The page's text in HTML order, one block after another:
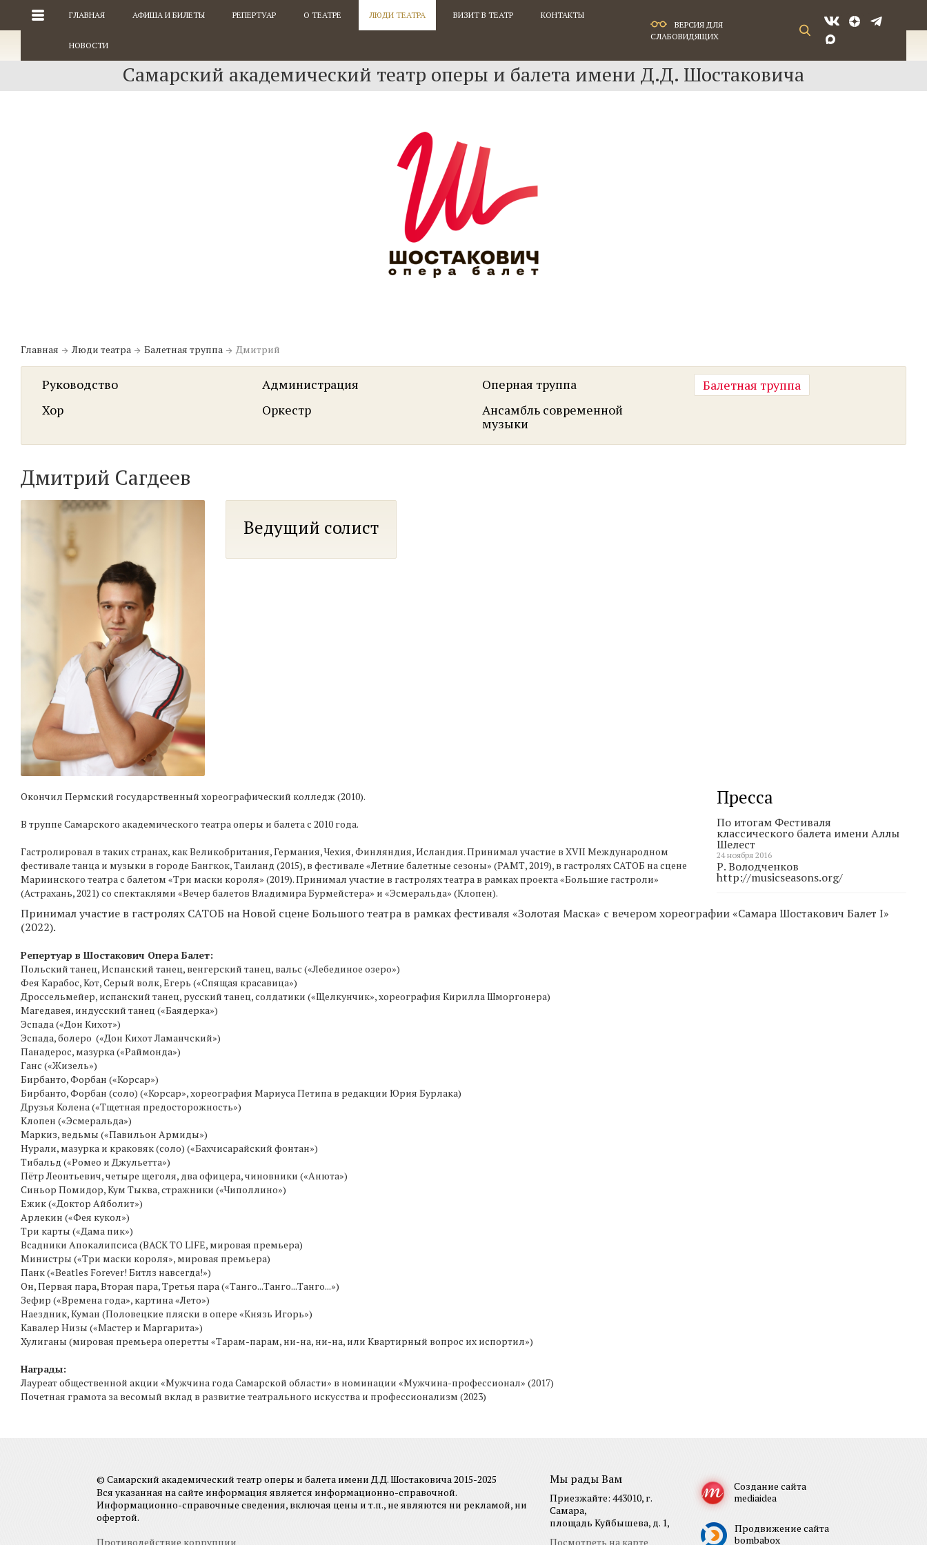
ГЛАВНАЯ АФИША И БИЛЕТЫ РЕПЕРТУАР О ТЕАТРЕ ЛЮДИ ТЕАТРА ВИЗИТ В ТЕАТР КОНТАКТЫ
НОВОСТИ
ВЕРСИЯ ДЛЯ
СЛАБОВИДЯЩИХ
Самарский академический театр оперы и балета имени Д.Д. Шостаковича
Главная Люди театра Балетная труппа Дмитрий
Руководство Администрация Оперная труппа
Балетная труппа
Хор
Оркестр
Ансамбль современной
музыки
Дмитрий Сагдеев
Ведущий солист
Пресса
По итогам Фестиваля
классического балета имени Аллы
Шелест
24 ноября 2016
Р. Володченков
http://musicseasons.org/
Окончил Пермский государственный хореографический колледж (2010).
В труппе Самарского академического театра оперы и балета с 2010 года.
Гастролировал в таких странах, как Великобритания, Германия, Чехия, Финляндия, Исландия. Принимал участие в XVII Международном
фестивале танца и музыки в городе Бангкок, Таиланд (2015), в фестивале «Летние балетные сезоны» (РАМТ, 2019), в гастролях САТОБ на сцене
Мариинского театра с балетом «Три маски короля» (2019). Принимал участие в гастролях театра в рамках проекта «Большие гастроли»
(Астрахань, 2021) со спектаклями «Вечер балетов Владимира Бурмейстера» и «Эсмеральда» (Клопен).
Принимал участие в гастролях САТОБ на Новой сцене Большого театра в рамках фестиваля «Золотая Маска» с вечером хореографии «Самара Шостакович Балет I»
(2022).
Репертуар в Шостакович Опера Балет:
Польский танец, Испанский танец, венгерский танец, вальс («Лебединое озеро»)
Фея Карабос, Кот, Серый волк, Егерь («Спящая красавица»)
Дроссельмейер, испанский танец, русский танец, солдатики («Щелкунчик», хореография Кирилла Шморгонера)
Магедавея, индусский танец («Баядерка»)
Эспада («Дон Кихот»)
Эспада, болеро («Дон Кихот Ламанчский»)
Панадерос, мазурка («Раймонда»)
Ганс («Жизель»)
Бирбанто, Форбан («Корсар»)
Бирбанто, Форбан (соло) («Корсар», хореография Мариуса Петипа в редакции Юрия Бурлака)
Друзья Колена («Тщетная предосторожность»)
Клопен («Эсмеральда»)
Маркиз, ведьмы («Павильон Армиды»)
Нурали, мазурка и краковяк (соло) («Бахчисарайский фонтан»)
Тибальд («Ромео и Джульетта»)
Пётр Леонтьевич, четыре щеголя, два офицера, чиновники («Анюта»)
Синьор Помидор, Кум Тыква, стражники («Чиполлино»)
Ежик («Доктор Айболит»)
Арлекин («Фея кукол»)
Три карты («Дама пик»)
Всадники Апокалипсиса (BACK TO LIFE, мировая премьера)
Министры («Три маски короля», мировая премьера)
Панк («Beatles Forever! Битлз навсегда!»)
Он, Первая пара, Вторая пара, Третья пара («Танго...Танго...Танго...»)
Зефир («Времена года», картина «Лето»)
Наездник, Куман (Половецкие пляски в опере «Князь Игорь»)
Кавалер Низы («Мастер и Маргарита»)
Хулиганы (мировая премьера оперетты «Тарам-парам, ни-на, ни-на, или Квартирный вопрос их испортил»)
Награды:
Лауреат общественной акции «Мужчина года Самарской области» в номинации «Мужчина-профессионал» (2017)
Почетная грамота за весомый вклад в развитие театрального искусства и профессионализм (2023)
© Самарский академический театр оперы и балета имени Д.Д. Шостаковича 2015-2025
Вся указанная на сайте информация является информационно-справочной.
Информационно-справочные сведения, включая цены и т.п., не являются ни рекламой, ни
офертой.
Противодействие коррупции
Мы рады Вам
Приезжайте: 443010, г.
Самара,
площадь Куйбышева, д. 1,
Посмотреть на карте
Создание сайта
mediaidea
Продвижение сайта
bombabox